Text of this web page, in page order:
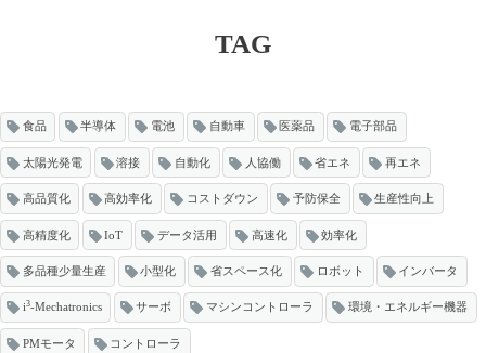
TAG
食品 半導体 電池 自動車 医薬品 電子部品
太陽光発電 溶接 自動化 人協働 省エネ 再エネ
高品質化 高効率化 コストダウン 予防保全 生産性向上
高精度化 IoT データ活用 高速化 効率化
多品種少量生産 小型化 省スペース化 ロボット インバータ
i3-Mechatronics サーボ マシンコントローラ 環境・エネルギー機器
PMモータ コントローラ